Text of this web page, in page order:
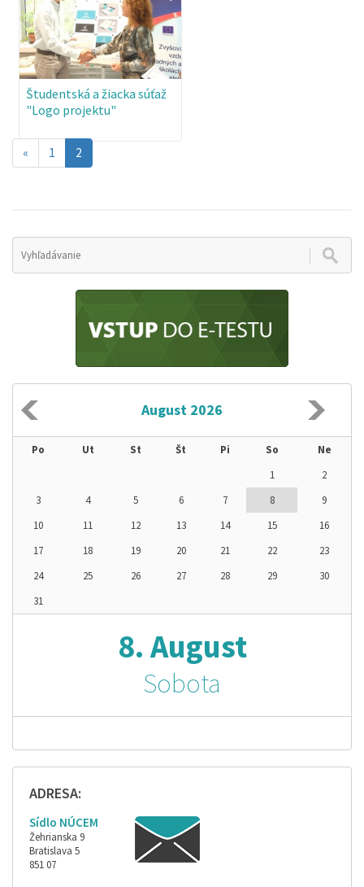
Študentská a žiacka súťaž
"Logo projektu"
« 1 2
stránka
August 2026
Po Ut St Št Pi So
Ne
1
2
3
4 5 6 7 8
9
10
11 12 13 14 15
16
17
18 19 20 21 22
23
24
25 26 27 28 29
30
31
8. August
Sobota
ADRESA:
Sídlo NÚCEM
Žehrianska 9
Bratislava 5
851 07